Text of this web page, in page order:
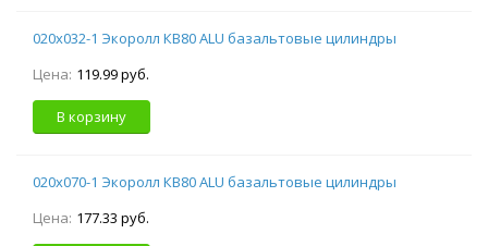
020х032-1 Экоролл КВ80 ALU базальтовые цилиндры
Цена: 119.99 руб.
В корзину
020х070-1 Экоролл КВ80 ALU базальтовые цилиндры
Цена: 177.33 руб.